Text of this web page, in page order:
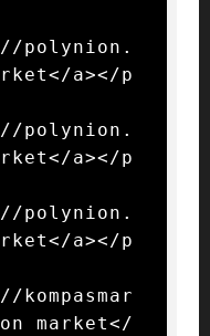
polynion.
a></p
polynion.
a></p
polynion.
a></p
market</